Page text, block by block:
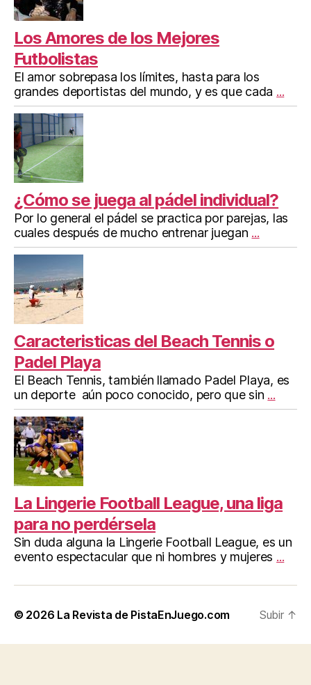
Los Amores de los Mejores
Futbolistas
El amor sobrepasa los límites, hasta para los
grandes deportistas del mundo, y es que cada ...
¿Cómo se juega al pádel individual?
Por lo general el pádel se practica por parejas, las
cuales después de mucho entrenar juegan ...
Caracteristicas del Beach Tennis o
Padel Playa
El Beach Tennis, también llamado Padel Playa, es
un deporte aún poco conocido, pero que sin ...
La Lingerie Football League, una liga
para no perdérsela
Sin duda alguna la Lingerie Football League, es un
evento espectacular que ni hombres y mujeres ...
© 2026 La Revista de PistaEnJuego.com Subir ↑